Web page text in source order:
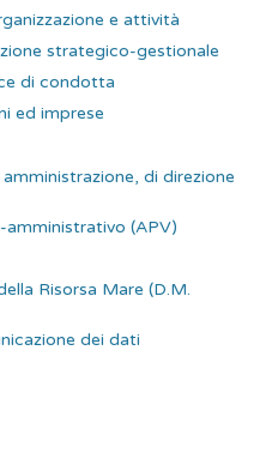
e attività
strategico-gestionale
di condotta
ed imprese
di direzione
(APV)
Risorsa Mare (D.M.
dei dati